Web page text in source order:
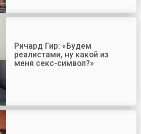
Ричард Гир: «Будем
реалистами, ну какой из
меня секс-символ?»